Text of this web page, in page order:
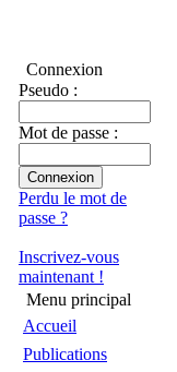
Connexion
Pseudo :
Mot de passe :
Perdu le mot de
passe ?
Inscrivez-vous
maintenant !
Menu principal
Accueil
Publications